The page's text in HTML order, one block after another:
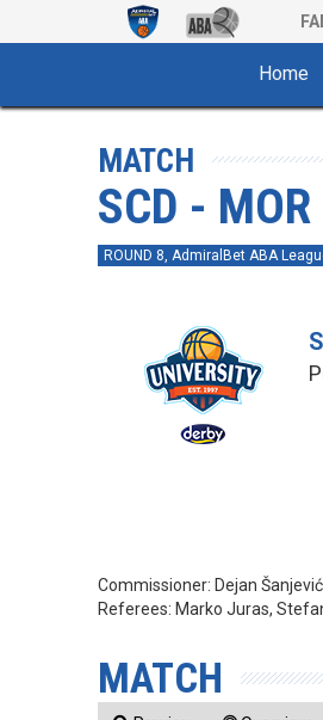
Home
MATCH
SCD - MOR
ROUND 8, AdmiralBet ABA
Commissioner: Dejan Šanjević
Referees: Marko Juras,
MATCH